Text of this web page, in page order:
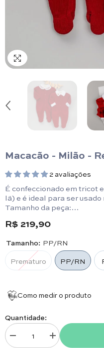
Macacão - Milão -
2 avaliações
É confeccionado em tricot
lã) e é ideal para ser
Tamanho da peça:
P:49,5cm x 25cm.
R$ 219,90
Tamanho: PP/RN
Prematuro
PP/RN
Como medir o produto
Quantidade:
Diminuir quantidade para
Aumentar